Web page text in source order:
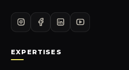
EXPERTISES